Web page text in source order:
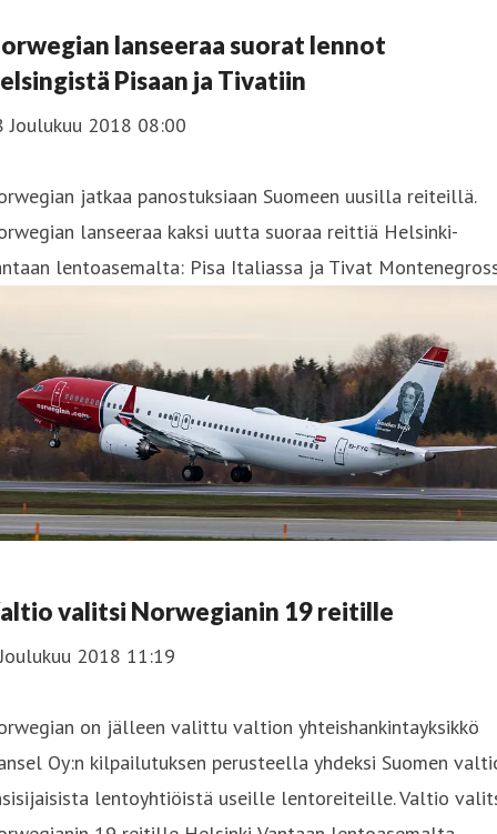
lanseeraa suorat lennot
Pisaan ja Tivatiin
Joulukuu 2018 08:00
jatkaa panostuksiaan Suomeen uusilla reiteillä.
lanseeraa kaksi uutta suoraa reittiä Helsinki-
lentoasemalta: Pisa Italiassa ja Tivat
valitsi Norwegianin 19 reitille
2018 11:19
on jälleen valittu valtion yhteishankintayksikkö
Oy:n kilpailutuksen perusteella yhdeksi Suomen
lentoyhtiöistä useille lentoreiteille. Valtio